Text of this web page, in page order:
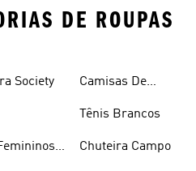
DE ROUPAS
Society
Camisas De
Tênis Brancos
Chuteira Campo